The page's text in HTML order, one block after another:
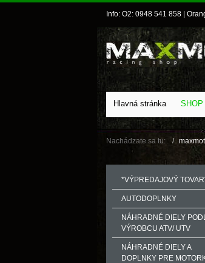
Info: O2: 0948 541 858 |
Hlavná stránka SHOP
Nachádzate sa tu:
*VÝPREDAJOVÝ
AUTODOPLNKY
NÁHRADNÉ DIELY
VÝROBCU ATV/ UTV
NÁHRADNÉ DIELY A
DOPLNKY PRE